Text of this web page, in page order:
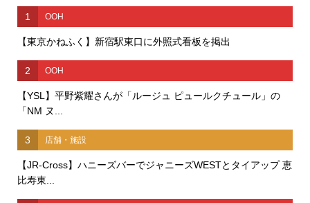
1 OOH
【東京かねふく】新宿駅東口に外照式看板を掲出
2 OOH
【YSL】平野紫耀さんが「ルージュ ピュールクチュール」の
「NM ヌ...
3 店舗・施設
【JR-Cross】ハニーズバーでジャニーズWESTとタイアップ 恵
比寿東...